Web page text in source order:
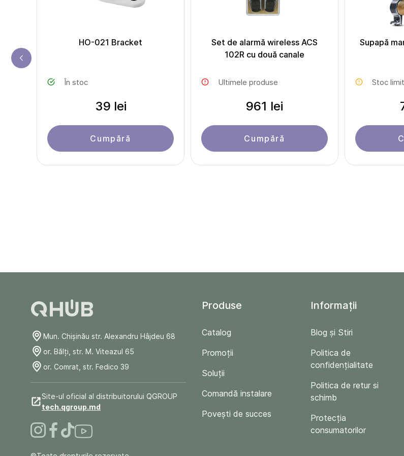
HO-021 Bracket
În stoc
39 lei
Cumpără
Set de alarmă wireless ACS
102R cu două canale
Ultimele produse
961 lei
Cumpără
Supapă
Stoc
Mun. Chişinău str. Alexandru Hâjdeu 68
or. Bălți, str. M. Viteazul 65
or. Comrat, str. Fedico 39
Site-ul oficial al distribuitorului QGROUP
tech.qgroup.md
Produse
Catalog
Promoții
Soluții
Comandă instalare
Povești de succes
Informații
Blog și Stiri
Politica de
confidențialitate
Politica de retur si
schimb
Protecția
consumatorilor